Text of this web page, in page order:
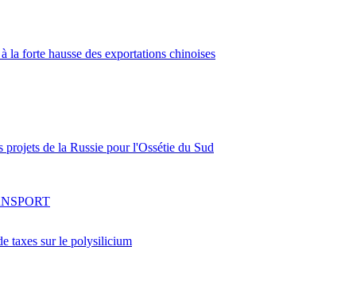
la forte hausse des exportations chinoises
projets de la Russie pour l'Ossétie du Sud
taxes sur le polysilicium